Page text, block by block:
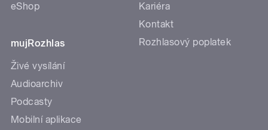
eShop
mujRozhlas
Živé vysílání
Audioarchiv
Podcasty
Mobilní aplikace
Kariéra
Kontakt
Rozhlasový poplatek